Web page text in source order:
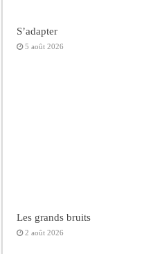
S’adapter
5 août 2026
Les grands bruits
2 août 2026